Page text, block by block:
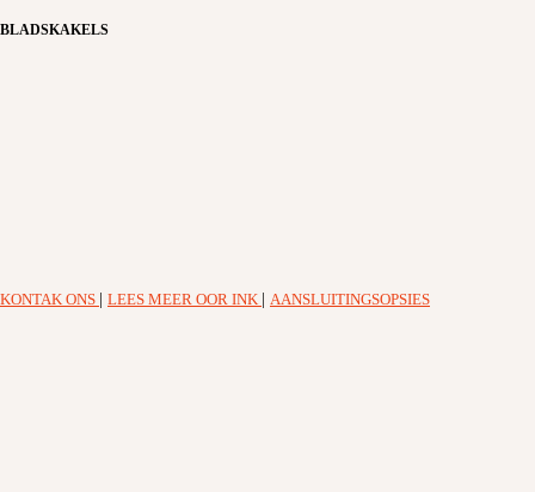
BLADSKAKELS
KONTAK ONS LEES MEER OOR INK AANSLUITINGSOPSIES